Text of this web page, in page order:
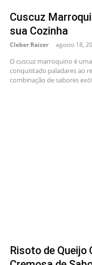
Cuscuz
sua Cozinha
Cleber Raizer agosto 18,
O cuscuz marroquino é
conquistado paladares ao
combinação de sabores
Risoto de Queijo